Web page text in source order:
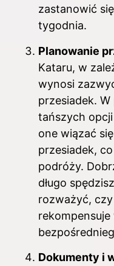
zastanowić
tygodnia.
Planowanie
Kataru, w
wynosi
przesiadek.
tańszych
one wiązać
przesiadek,
podróży.
długo
rozważyć,
Dokumenty i